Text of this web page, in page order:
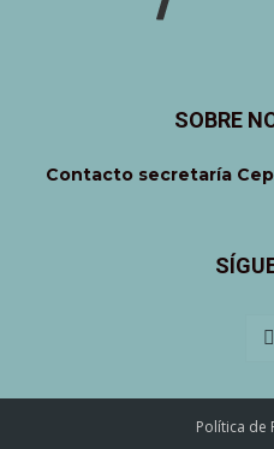
SOBRE
Contacto secretaría
Política de